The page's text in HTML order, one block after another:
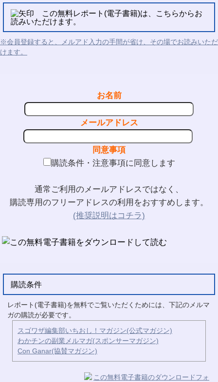
この無料レポート(電子書籍)は、こちらからお
読みいただけます。
※会員登録すると、メルアド入力の手間が省け、その場でお読みいただ
けます。
お名前
メールアドレス
同意事項
購読条件・注意事項に同意します
通常ご利用のメールアドレスではなく、
購読専用のフリーアドレスの利用をおすすめします。
(推奨説明はコチラ)
購読条件
レポート(電子書籍)を無料でご覧いただくためには、下記のメルマ
ガの購読が必要です。
スゴワザ編集部いちおし！マガジン(公式マガジン)
わかチンの副業メルマガ(スポンサーマガジン)
Con Ganar(協賛マガジン)